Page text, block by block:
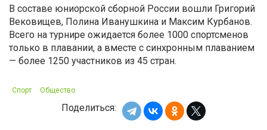
В составе юниорской сборной России вошли Григорий
Вековищев, Полина Иванушкина и Максим Курбанов.
Всего на турнире ожидается более 1000 спортсменов
только в плавании, а вместе с синхронным плаванием
— более 1250 участников из 45 стран.
Спорт Общество
Поделиться: